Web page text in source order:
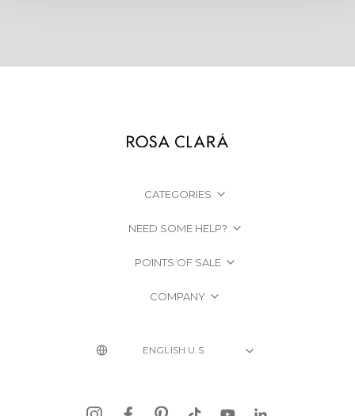
CATEGORIES
NEED SOME HELP?
POINTS OF SALE
COMPANY